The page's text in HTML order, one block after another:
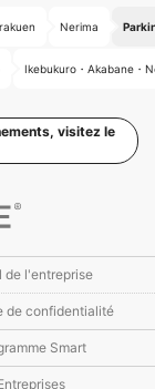
Nerima
Ikebukuro・Akabane・
visitez le
de l'entreprise
de confidentialité
Smart